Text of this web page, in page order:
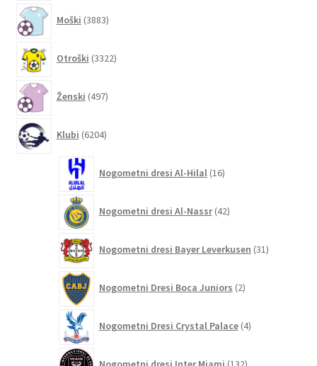
Moški 3883izdelkov
Otroški 3322izdelkov
Ženski 497izdelkov
Klubi 6204izdelki
Nogometni dresi Al-Hilal 16izdelkov
Nogometni dresi Al-Nassr 42izdelkov
Nogometni dresi Bayer Leverkusen 31izdelkov
Nogometni Dresi Boca Juniors 2izdelka
Nogometni Dresi Crystal Palace 4izdelki